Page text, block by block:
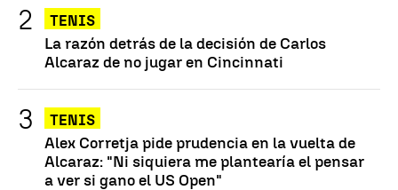
TENIS
La razón detrás de la decisión de Carlos
Alcaraz de no jugar en Cincinnati
TENIS
Alex Corretja pide prudencia en la vuelta de
Alcaraz: "Ni siquiera me plantearía el pensar
a ver si gano el US Open"